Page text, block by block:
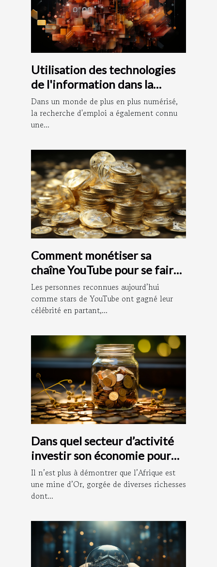
Utilisation des technologies
de l'information dans la
recherche d'emploi : le rôle
de Pôle Documentation
Dans un monde de plus en plus numérisé,
la recherche d'emploi a également connu
une...
Comment monétiser sa
chaîne YouTube pour se faire
de l’argent ?
Les personnes reconnues aujourd’hui
comme stars de YouTube ont gagné leur
célébrité en partant,...
Dans quel secteur d’activité
investir son économie pour
vite s’enrichir ?
Il n’est plus à démontrer que l’Afrique est
une mine d’Or, gorgée de diverses richesses
dont...